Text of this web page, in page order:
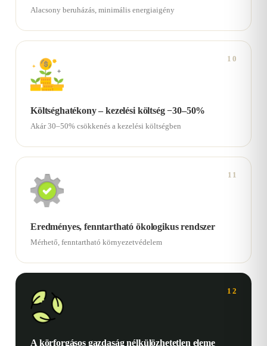
Alacsony beruházás, minimális energiaigény
10
Költséghatékony – kezelési költség −30–50%
Akár 30–50% csökkenés a kezelési költségben
11
Eredményes, fenntartható ökologikus rendszer
Mérhető, fenntartható környezetvédelem
12
A körforgásos gazdaság nélkülözhetetlen eleme